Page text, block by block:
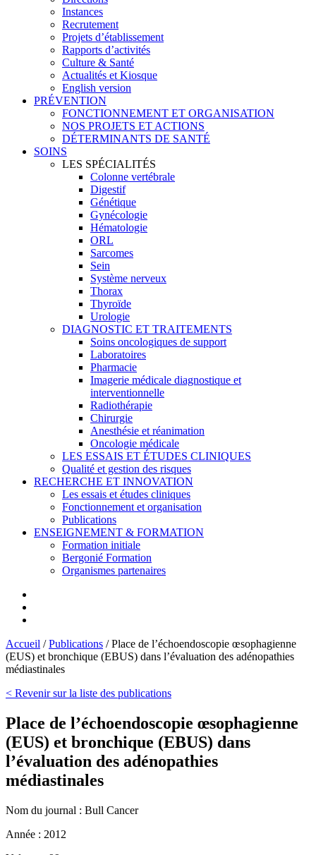
Instances
Recrutement
Projets d’établissement
Rapports d’activités
Culture & Santé
Actualités et Kiosque
English version
PRÉVENTION
FONCTIONNEMENT ET ORGANISATION
NOS PROJETS ET ACTIONS
DÉTERMINANTS DE SANTÉ
SOINS
LES SPÉCIALITÉS
Colonne vertébrale
Digestif
Génétique
Gynécologie
Hématologie
ORL
Sarcomes
Sein
Système nerveux
Thorax
Thyroïde
Urologie
DIAGNOSTIC ET TRAITEMENTS
Soins oncologiques de support
Laboratoires
Pharmacie
Imagerie médicale diagnostique et
interventionnelle
Radiothérapie
Chirurgie
Anesthésie et réanimation
Oncologie médicale
LES ESSAIS ET ÉTUDES CLINIQUES
Qualité et gestion des risques
RECHERCHE ET INNOVATION
Les essais et études cliniques
Fonctionnement et organisation
Publications
ENSEIGNEMENT & FORMATION
Formation initiale
Bergonié Formation
Organismes partenaires
Accueil /Publications /Place de l’échoendoscopie œsophagienne
(EUS) et bronchique (EBUS) dans l’évaluation des adénopathies
médiastinales
< Revenir sur la liste des publications
Place de l’échoendoscopie œsophagienne
(EUS) et bronchique (EBUS) dans
l’évaluation des adénopathies
médiastinales
Nom du journal : Bull Cancer
Année : 2012